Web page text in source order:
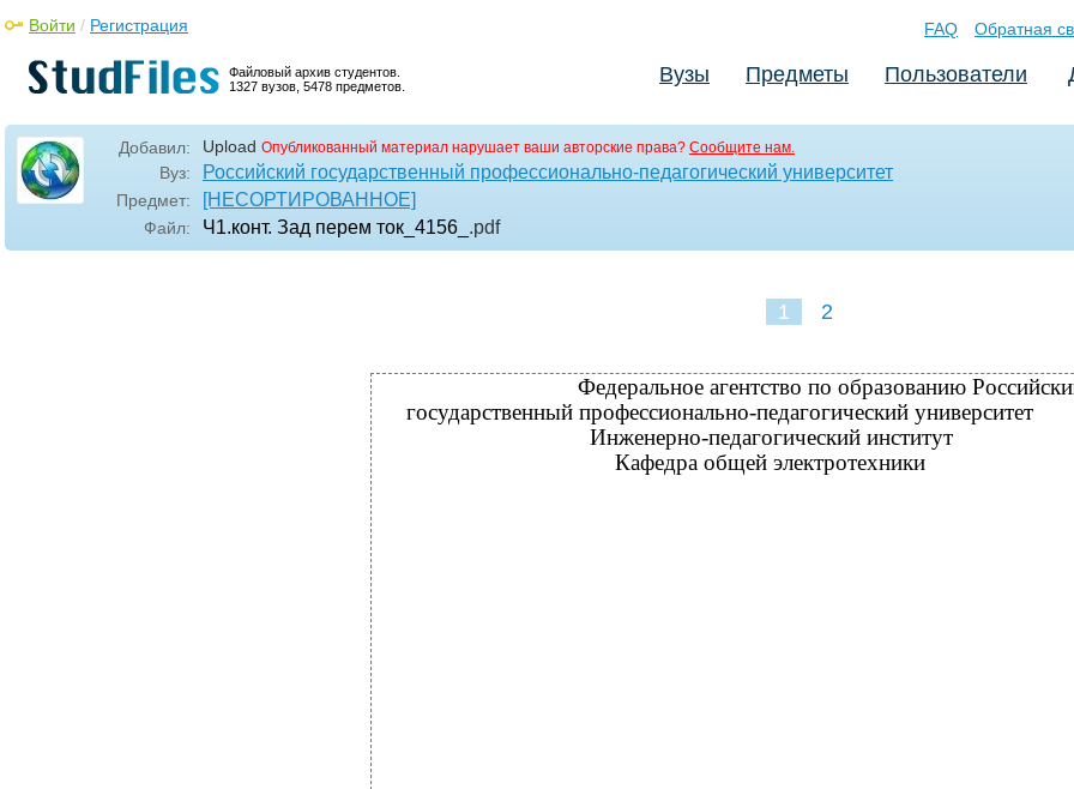
Файловый архив студентов.
1327 вузов, 5478 предметов.
Войти / Регистрация FAQ Обратная
Вузы Предметы Пользователи
Добавил: Upload Опубликованный материал нарушает ваши авторские права? Сообщите нам.
Вуз: Российский государственный профессионально-педагогический университет
Предмет: [НЕСОРТИРОВАННОЕ]
Файл: Ч1.конт. Зад перем ток_4156_ .pdf
1 2
Федеральное агентство по образованию
государственный профессионально-педагогический университет
Инженерно-педагогический институт
Кафедра общей электротехники